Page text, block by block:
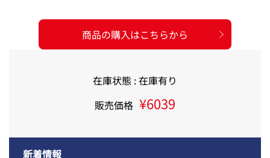
新着情報
商品の購入はこちらから
在庫状態 : 在庫有り
販売価格 ¥6039